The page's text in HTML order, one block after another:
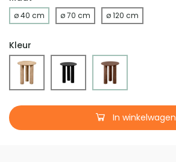
ø 40 cm ø 70 cm ø 120 cm
Kleur
In winkelwagen